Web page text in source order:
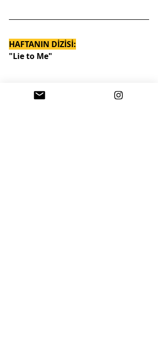
HAFTANIN DİZİSİ:
"Lie to Me"